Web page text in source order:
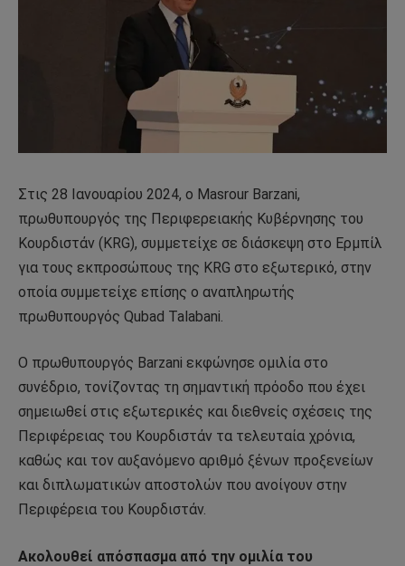
Στις 28 Ιανουαρίου 2024, ο Masrour Barzani,
πρωθυπουργός της Περιφερειακής Κυβέρνησης του
Κουρδιστάν (KRG), συμμετείχε σε διάσκεψη στο Ερμπίλ
για τους εκπροσώπους της KRG στο εξωτερικό, στην
οποία συμμετείχε επίσης ο αναπληρωτής
πρωθυπουργός Qubad Talabani.
Ο πρωθυπουργός Barzani εκφώνησε ομιλία στο
συνέδριο, τονίζοντας τη σημαντική πρόοδο που έχει
σημειωθεί στις εξωτερικές και διεθνείς σχέσεις της
Περιφέρειας του Κουρδιστάν τα τελευταία χρόνια,
καθώς και τον αυξανόμενο αριθμό ξένων προξενείων
και διπλωματικών αποστολών που ανοίγουν στην
Περιφέρεια του Κουρδιστάν.
Ακολουθεί απόσπασμα από την ομιλία του